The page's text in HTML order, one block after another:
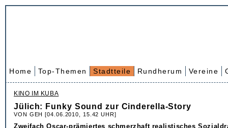
Home Top-Themen Stadtteile Rundherum Vereine
KINO IM KUBA
Jülich: Funky Sound zur Cinderella-Story
VON GEH [04.06.2010, 15.42 UHR]
Zweifach Oscar-prämiertes schmerzhaft realistisches